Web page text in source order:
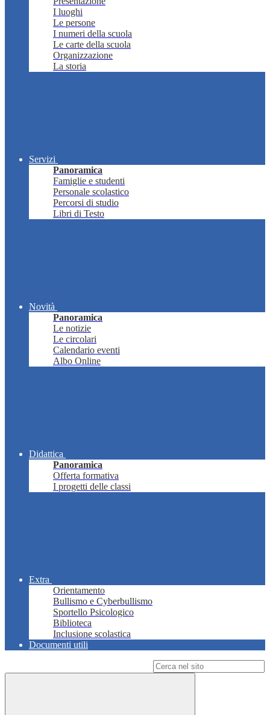
I luoghi
Le persone
I numeri della scuola
Le carte della scuola
Organizzazione
La storia
Servizi
Panoramica
Famiglie e studenti
Personale scolastico
Percorsi di studio
Libri di Testo
Novità
Panoramica
Le notizie
Le circolari
Calendario eventi
Albo Online
Didattica
Panoramica
Offerta formativa
I progetti delle classi
Extra
Orientamento
Bullismo e Cyberbullismo
Sportello Psicologico
Biblioteca
Inclusione scolastica
Documenti utili